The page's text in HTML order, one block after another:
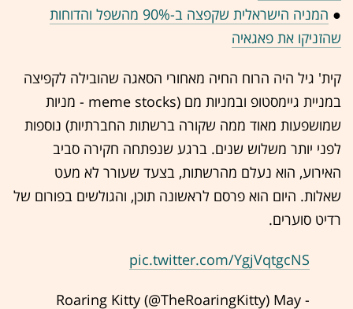
●
המניה הישראלית שקפצה ב-90% מהשפל והדוחות
שהזניקו את פאגאיה
קית' גיל היה הרוח החיה מאחורי הסאגה שהובילה לקפיצה
במניית גיימסטופ ובמניות מם (meme stocks - מניות
שמושפעות מאוד ממה שקורה ברשתות החברתיות) נוספות
לפני יותר משלוש שנים. ברגע שנפתחה חקירה סביב
האירוע, הוא נעלם מהרשתות, בצעד שעורר לא מעט
שאלות. היום הוא פרסם לראשונה תוכן, והגולשים בפורום של
רדיט סוערים.
pic.twitter.com/YgjVqtgcNS
- Roaring Kitty (@TheRoaringKitty)
May